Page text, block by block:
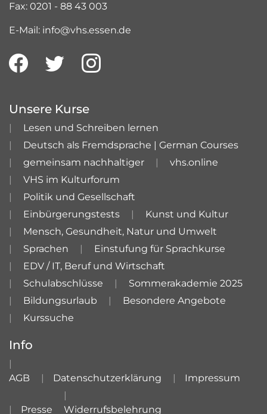
Fax: 0201 - 88 43 003
E-Mail: info@vhs.essen.de
Unsere Kurse
Lesen und Schreiben lernen
Deutsch als Fremdsprache | German Courses
gemeinsam nachhaltiger
vhs.online
VHS im Kulturforum
Politik und Gesellschaft
Einbürgerungstests
Kunst und Kultur
Mensch, Gesundheit, Natur und Umwelt
Sprachen
Einstufung für Sprachkurse
EDV / IT, Beruf und Wirtschaft
Schulabschlüsse
Sommerakademie 2025
Bildungsurlaub
Besondere Angebote
Kurssuche
Info
AGB Datenschutzerklärung Impressum
Presse Widerrufsbelehrung